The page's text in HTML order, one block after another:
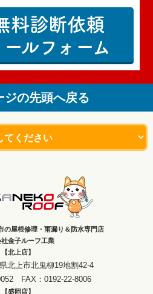
料診断依頼
ールフォーム
ジの先頭へ戻る
の屋根修理・雨漏り＆防水専門店
金子ルーフ工業
【北上店】
北上市北鬼柳19地割42-4
FAX：0192-22-8006
【盛岡店】